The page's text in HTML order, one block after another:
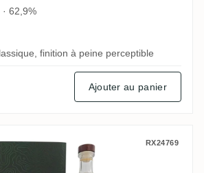
62,9%
finition à peine perceptible
Ajouter au panier
No. 51 (14. GRF) REV
RX24769